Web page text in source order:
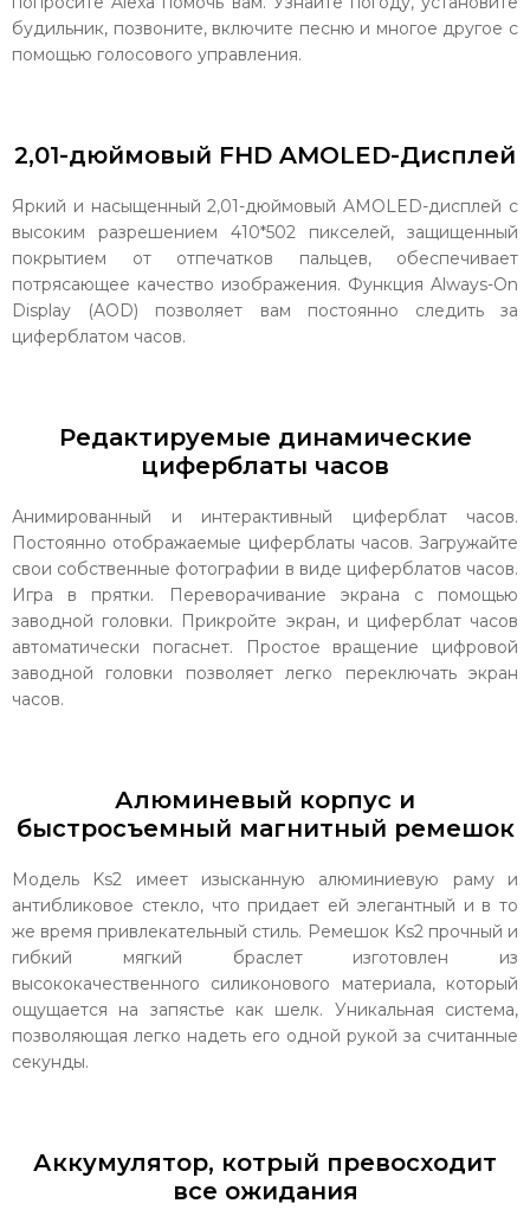
будильник, позвоните, включите песню и многое другое с
помощью голосового управления.
2,01-дюймовый FHD AMOLED-Дисплей
Яркий и насыщенный 2,01-дюймовый AMOLED-дисплей с
высоким разрешением 410*502 пикселей, защищенный
покрытием от отпечатков пальцев, обеспечивает
потрясающее качество изображения. Функция Always-On
Display (AOD) позволяет вам постоянно следить за
циферблатом часов.
Редактируемые динамические
циферблаты часов
Анимированный и интерактивный циферблат часов.
Постоянно отображаемые циферблаты часов. Загружайте
свои собственные фотографии в виде циферблатов часов.
Игра в прятки. Переворачивание экрана с помощью
заводной головки. Прикройте экран, и циферблат часов
автоматически погаснет. Простое вращение цифровой
заводной головки позволяет легко переключать экран
часов.
Алюминевый корпус и
быстросъемный магнитный ремешок
Модель Ks2 имеет изысканную алюминиевую раму и
антибликовое стекло, что придает ей элегантный и в то
же время привлекательный стиль. Ремешок Ks2 прочный и
гибкий мягкий браслет изготовлен из
высококачественного силиконового материала, который
ощущается на запястье как шелк. Уникальная система,
позволяющая легко надеть его одной рукой за считанные
секунды.
Аккумулятор, котрый превосходит
все ожидания